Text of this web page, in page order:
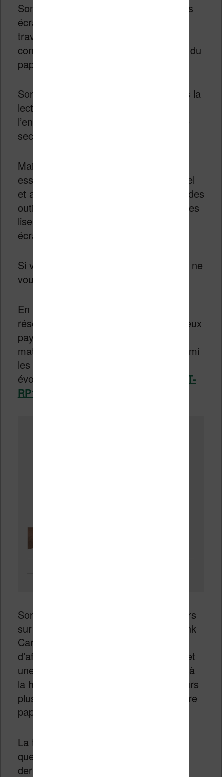
Sony et l’entreprise spécialisée dans les
écrans à encre électronique, E Ink,
travaillent main dans la main pour
concevoir un nouvel écran plus proche du
papier.
Sony est une entreprise pionnière dans la
lecture numérique et il est logique que
l’entreprise continue son chemin sur ce
secteur.
Mais, Sony s’adresse maintenant
essentiellement au monde professionnel
et aux entreprises en commercialisant des
outils de prises de note numériques : des
liseuses de 10.3 et 13.3 pouces avec
écran tactile et stylet.
Si vous n’avez pas croisé ces liseuses, ne
vous inquiétez pas : moi non plus !
En effet, il s’agit de machines surtout
réservées aux États-Unis et à l’Asie, deux
pays assez friands de solutions
matérielles et de dématérialisation. Parmi
les modèles emblématiques, on peut
évoquer les
Sony DPT-
RP1
Sony a donc fait plancher ses ingénieurs
sur une évolution de la technologie E Ink
Carta pour proposer un résultat
d’affichage avec un meilleur contraste et
une vitesse de rafraîchissement revue à
la hausse, offrant alors un rendu toujours
plus proche de celui obtenu avec un livre
papier.
La technologie Carta existe depuis
quelques années maintenant et sa
dernière version, Carta HD, équipe les